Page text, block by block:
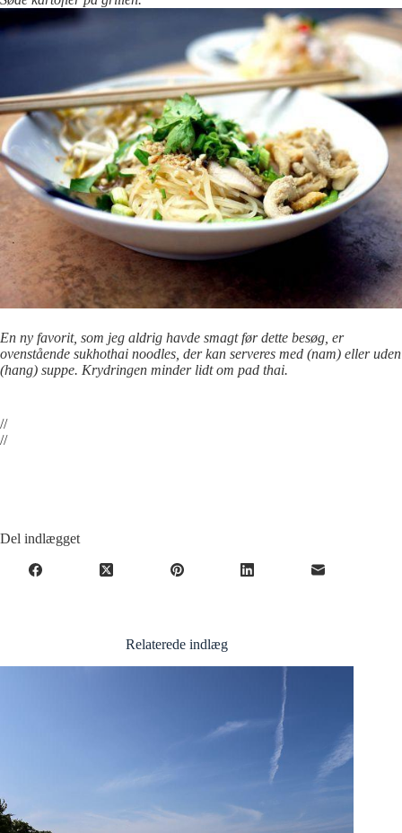
En ny favorit, som jeg aldrig havde smagt før dette besøg, er
ovenstående sukhothai noodles, der kan serveres med (nam) eller uden
(hang) suppe. Krydringen minder lidt om pad thai.
//
//
Del indlægget
Relaterede indlæg